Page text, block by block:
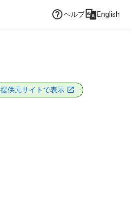
ヘルプ English
提供元サイトで表示